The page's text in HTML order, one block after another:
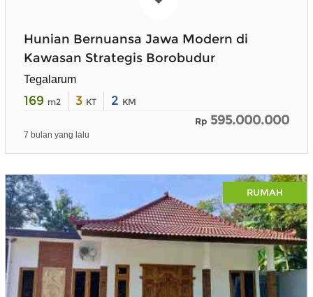
Hunian Bernuansa Jawa Modern di
Kawasan Strategis Borobudur
Tegalarum
169 m2 3 KT 2 KM
Rp 595.000.000
7 bulan yang lalu
RUMAH